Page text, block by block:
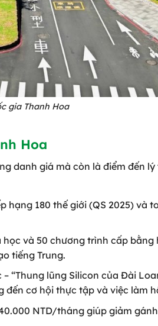
gia Thanh Hoa
Hoa
danh giá mà còn là điểm đến
hạng 180 thế giới (QS 2025) và
học và 50 chương trình cấp
tiếng Trung.
– “Thung lũng Silicon của Đài
đến cơ hội thực tập và việc làm
NTD/tháng giúp giảm